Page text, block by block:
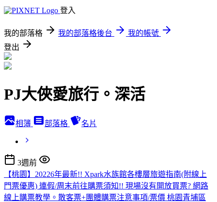
登入
我的部落格 我的部落格後台
我的帳號
登出
PJ大俠愛旅行。深活
相簿 部落格 名片
3週前
【桃園】20226年最新!! Xpark水族館各樓層旅遊指南(附線上
門票優惠) 連假/周末前往購票須知!! 現場沒有開放買票? 網路
線上購票教學。散客票+團體購票注意事項/票價 桃園青埔區